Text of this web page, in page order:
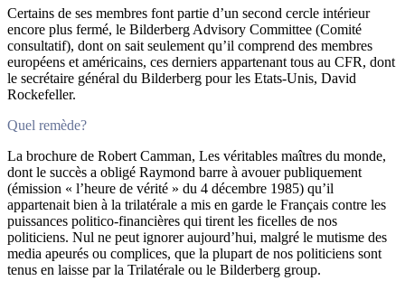
Certains de ses membres font partie d’un second cercle intérieur
encore plus fermé, le Bilderberg Advisory Committee (Comité
consultatif), dont on sait seulement qu’il comprend des membres
européens et américains, ces derniers appartenant tous au CFR, dont
le secrétaire général du Bilderberg pour les Etats-Unis, David
Rockefeller.
Quel remède?
La brochure de Robert Camman, Les véritables maîtres du monde,
dont le succès a obligé Raymond barre à avouer publiquement
(émission « l’heure de vérité » du 4 décembre 1985) qu’il
appartenait bien à la trilatérale a mis en garde le Français contre les
puissances politico-financières qui tirent les ficelles de nos
politiciens. Nul ne peut ignorer aujourd’hui, malgré le mutisme des
media apeurés ou complices, que la plupart de nos politiciens sont
tenus en laisse par la Trilatérale ou le Bilderberg group.